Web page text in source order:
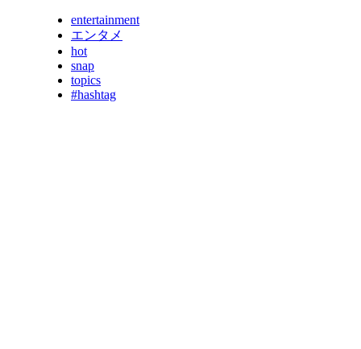
entertainment
エンタメ
hot
snap
topics
#hashtag